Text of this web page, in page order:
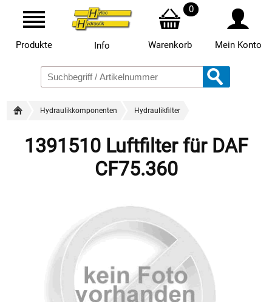
Produkte Info
0
Warenkorb Mein Konto
Hydraulikkomponenten Hydraulikfilter
1391510 Luftfilter für DAF
CF75.360